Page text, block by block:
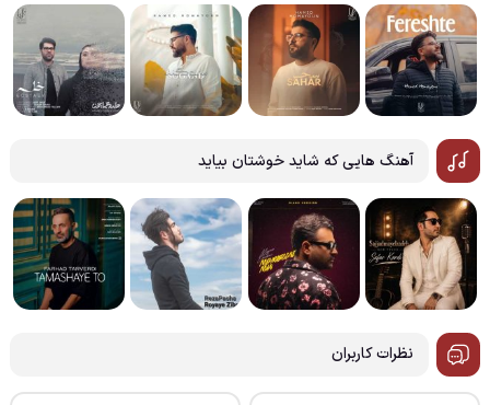
آهنگ هایی که شاید خوشتان بیاید
نظرات کاربران